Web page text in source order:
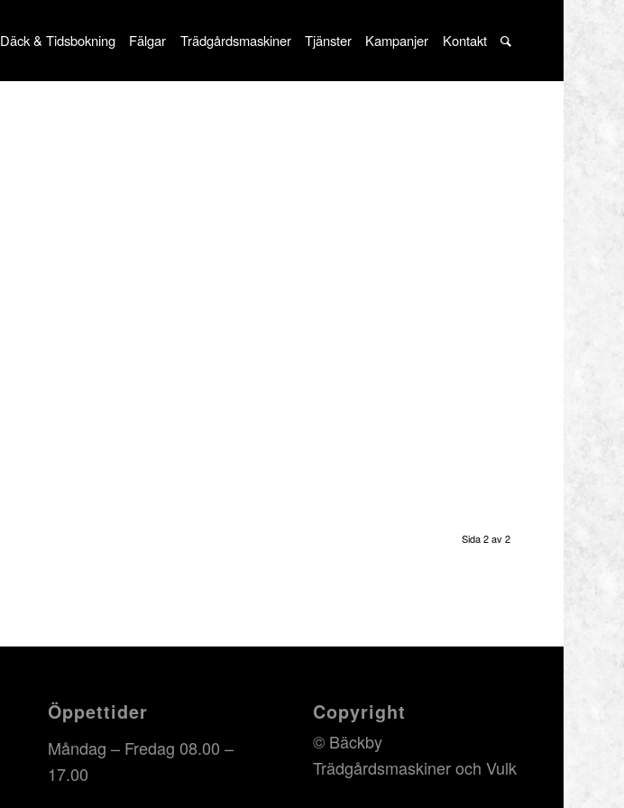
Däck & Tidsbokning Fälgar Trädgårdsmaskiner Tjänster Kampanjer Kontakt
Sida 2 av 2
Öppettider
Måndag – Fredag 08.00 –
17.00
Copyright
© Bäckby
Trädgårdsmaskiner och Vulk